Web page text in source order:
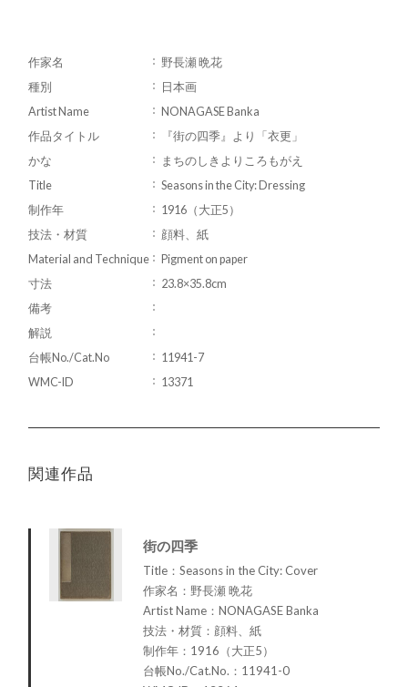
作家名
野長瀬 晩花
種別
日本画
Artist Name
NONAGASE Banka
作品タイトル
『街の四季』より「衣更」
かな
まちのしきよりころもがえ
Title
Seasons in the City: Dressing
制作年
1916（大正5）
技法・材質
顔料、紙
Material and Technique
Pigment on paper
寸法
23.8×35.8cm
備考
解説
台帳No./Cat.No
11941-7
WMC-ID
13371
関連作品
街の四季
Title：Seasons in the City: Cover
作家名：野長瀬 晩花
Artist Name：NONAGASE Banka
技法・材質：顔料、紙
制作年：1916（大正5）
台帳No./Cat.No.：11941-0